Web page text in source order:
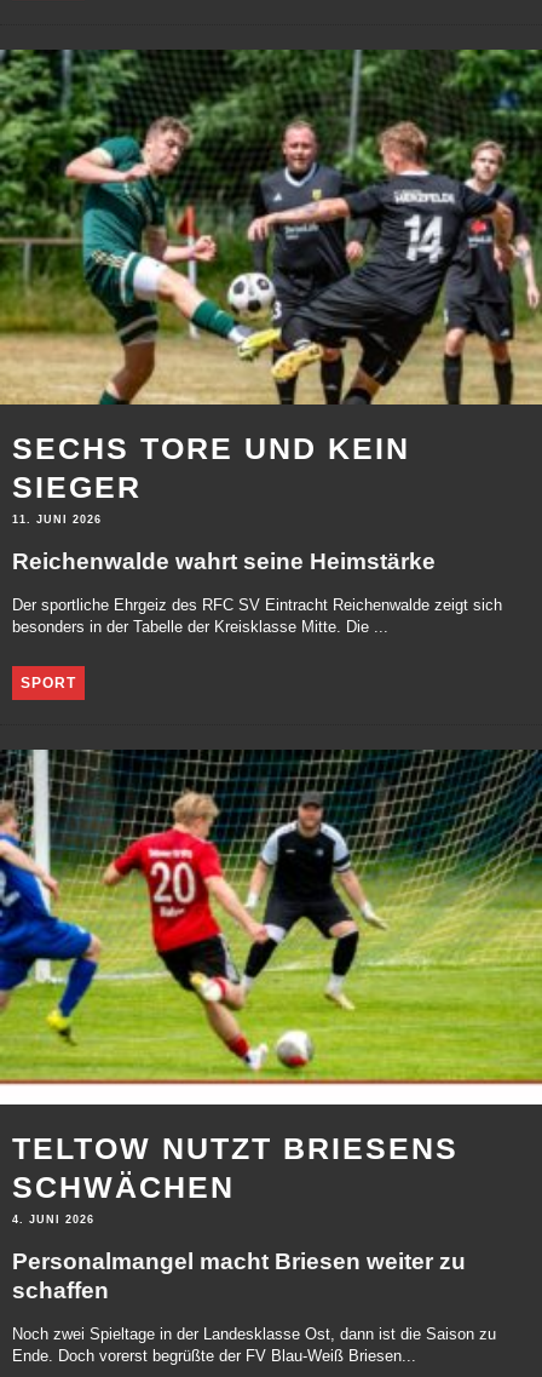
SECHS TORE UND KEIN
SIEGER
11. JUNI 2026
Reichenwalde wahrt seine Heimstärke
Der sportliche Ehrgeiz des RFC SV Eintracht Reichenwalde zeigt sich
besonders in der Tabelle der Kreisklasse Mitte. Die ...
SPORT
TELTOW NUTZT BRIESENS
SCHWÄCHEN
4. JUNI 2026
Personalmangel macht Briesen weiter zu
schaffen
Noch zwei Spieltage in der Landesklasse Ost, dann ist die Saison zu
Ende. Doch vorerst begrüßte der FV Blau-Weiß Briesen...